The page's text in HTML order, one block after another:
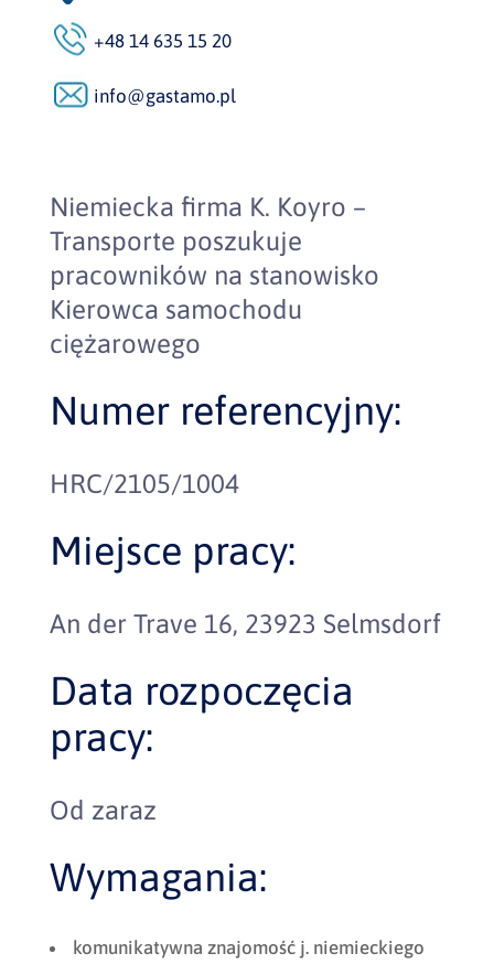
+48 14 635 15 20
info@gastamo.pl
Niemiecka firma K. Koyro –
Transporte poszukuje
pracowników na stanowisko
Kierowca samochodu
ciężarowego
Numer referencyjny:
HRC/2105/1004
Miejsce pracy:
An der Trave 16, 23923 Selmsdorf
Data rozpoczęcia
pracy:
Od zaraz
Wymagania:
komunikatywna znajomość j. niemieckiego